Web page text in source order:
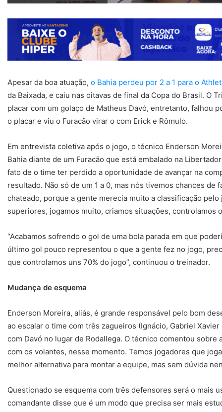
Apesar da boa atuação, o Bahia perdeu por 2 a 1 para o
da Baixada, e caiu nas oitavas de final da Copa do Brasil. O
placar com um golaço de Matheus Davó, entretanto, falhou
o placar e viu o Furacão virar o com Erick e Rômulo.
Em entrevista coletiva após o jogo, o técnico Enderson
Bahia diante de um Furacão que está embalado na
fato de o time ter perdido a oportunidade de avançar na
resultado. Não só de um 1 a 0, mas nós tivemos chances
chateado, porque a gente merecia muito a classificação
superiores, jogamos muito, criamos situações, controlamos
“Acabamos sofrendo o gol de uma bola parada em que
último gol pouco representou o que a gente fez no jogo,
que controlamos uns 70% do jogo”, continuou o treinador.
Mudança de esquema
Enderson Moreira, aliás, é grande responsável pelo bom
ao escalar o time com três zagueiros (Ignácio, Gabriel
com Davó no lugar de Rodallega. O técnico comentou sobre
com os volantes, nesse momento. Temos jogadores que
melhor alternativa para montar a equipe, mas sem dúvida
Questionado se esquema com três defensores será o mais
comandante disse que é um modo que precisa ser mais